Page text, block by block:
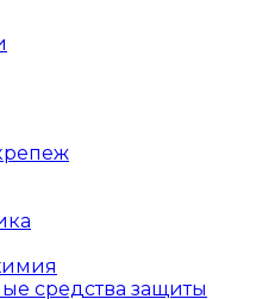
средства защиты